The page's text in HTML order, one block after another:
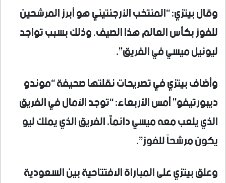
وقال بيتزي: “المنتخب الأرجنتيني هو أبرز المرشحين
للفوز بكأس العالم هذا الصيف، وذلك بسبب تواجد
ليونيل ميسي في الفريق”.
وأضاف بيتزي في تصريحات نقلتها صحيفة “موندو
ديبورتيفو” أمس الأربعاء: “توجد الآمال في الفريق
الذي يلعب معه ميسي دائماً، الفريق الذي يملك ليو
يكون مرشحاً للفوز”.
وعلق بيتزي على المباراة الافتتاحية بين السعودية